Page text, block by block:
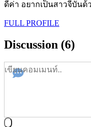
ดีค่า อยากเป็นสาวจีบันด้
FULL PROFILE
Discussion (6)